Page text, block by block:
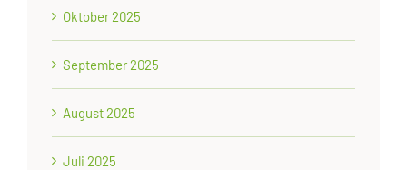
Oktober 2025
September 2025
August 2025
Juli 2025